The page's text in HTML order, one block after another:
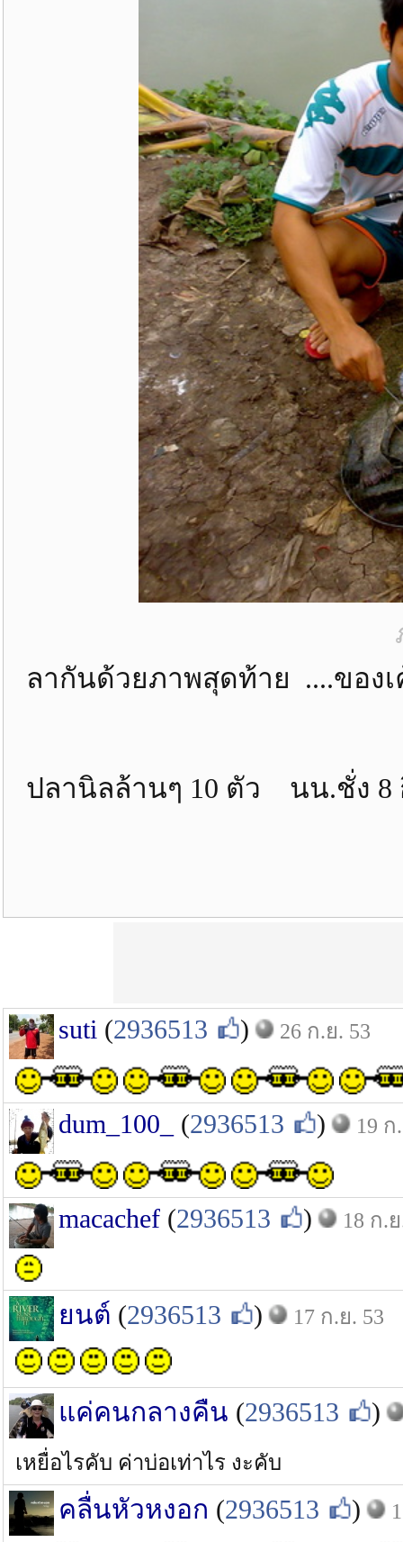
ลากันด้วยภาพสุดท้าย ....ของเ
ปลานิลล้านๆ 10 ตัว นน.ชั่ง 8
suti (2936513 ) 26 ก.ย. 53
dum_100_ (2936513 ) 19 ก
macachef (2936513 ) 18 ก.
ยนต์ (2936513 ) 17 ก.ย. 53
แค่คนกลางคืน (2936513 )
เหยื่อไรคับ ค่าบ่อเท่าไร งะคับ
คลื่นหัวหงอก (2936513 )